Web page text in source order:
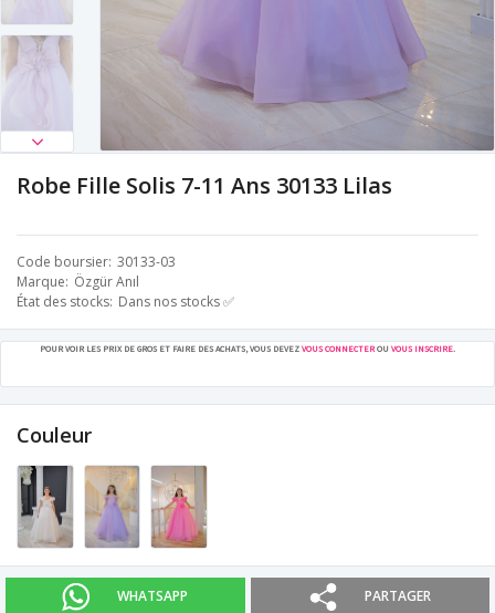
Robe Fille Solis 7-11 Ans 30133 Lilas
Code boursier 30133-03
Marque Özgür Anıl
État des stocks Dans nos stocks ✅
POUR VOIR LES PRIX DE GROS ET FAIRE DES ACHATS, VOUS DEVEZ VOUS CONNECTEROU VOUS INSCRIRE
Couleur
WHATSAPP PARTAGER